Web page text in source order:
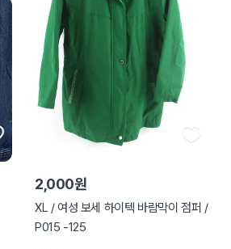
2,000원
XL / 여성 보세 하이텍 바람막이 점퍼 /
P015 -125